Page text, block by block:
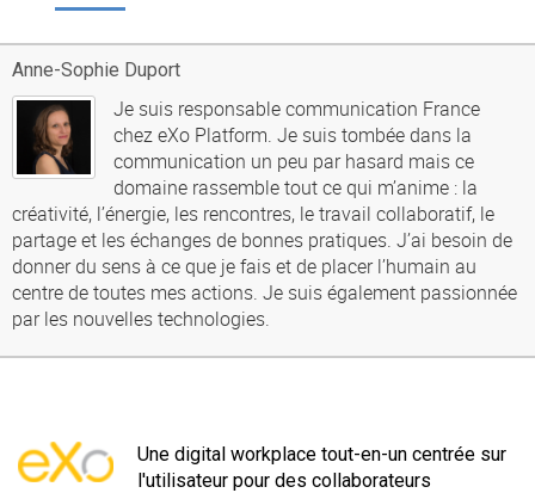
Anne-Sophie Duport
Je suis responsable communication France
chez eXo Platform. Je suis tombée dans la
communication un peu par hasard mais ce
domaine rassemble tout ce qui m’anime : la
créativité, l’énergie, les rencontres, le travail collaboratif, le
partage et les échanges de bonnes pratiques. J’ai besoin de
donner du sens à ce que je fais et de placer l’humain au
centre de toutes mes actions. Je suis également passionnée
par les nouvelles technologies.
Une digital workplace tout-en-un centrée sur
l'utilisateur pour des collaborateurs